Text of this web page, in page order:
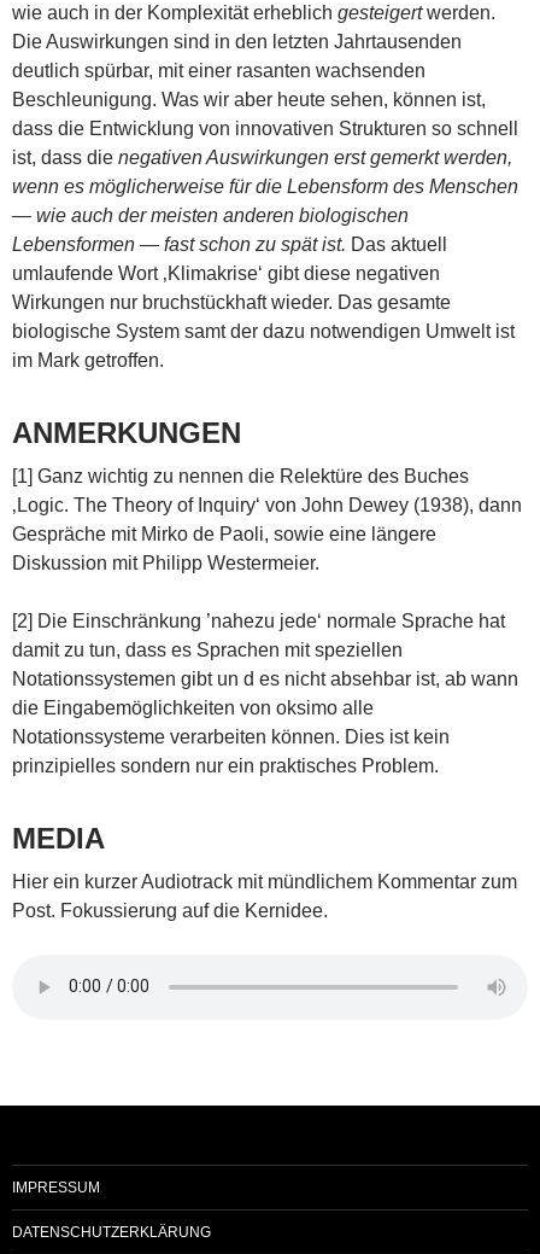
wie auch in der Komplexität erheblich gesteigertwerden.
Die Auswirkungen sind in den letzten Jahrtausenden
deutlich spürbar, mit einer rasanten wachsenden
Beschleunigung. Was wir aber heute sehen, können ist,
dass die Entwicklung von innovativen Strukturen so schnell
ist, dass die negativen Auswirkungen erst gemerkt werden,
wenn es möglicherweise für die Lebensform des Menschen
— wie auch der meisten anderen biologischen
Lebensformen — fast schon zu spät ist. Das aktuell
umlaufende Wort ‚Klimakrise‘ gibt diese negativen
Wirkungen nur bruchstückhaft wieder. Das gesamte
biologische System samt der dazu notwendigen Umwelt ist
im Mark getroffen.
ANMERKUNGEN
[1] Ganz wichtig zu nennen die Relektüre des Buches
‚Logic. The Theory of Inquiry‘ von John Dewey (1938), dann
Gespräche mit Mirko de Paoli, sowie eine längere
Diskussion mit Philipp Westermeier.
[2] Die Einschränkung ’nahezu jede‘ normale Sprache hat
damit zu tun, dass es Sprachen mit speziellen
Notationssystemen gibt un d es nicht absehbar ist, ab wann
die Eingabemöglichkeiten von oksimo alle
Notationssysteme verarbeiten können. Dies ist kein
prinzipielles sondern nur ein praktisches Problem.
MEDIA
Hier ein kurzer Audiotrack mit mündlichem Kommentar zum
Post. Fokussierung auf die Kernidee.
IMPRESSUM
DATENSCHUTZERKLÄRUNG